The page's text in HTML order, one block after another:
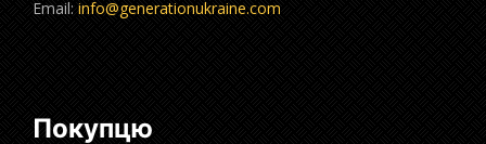
Email: info@generationukraine.com
Покупцю